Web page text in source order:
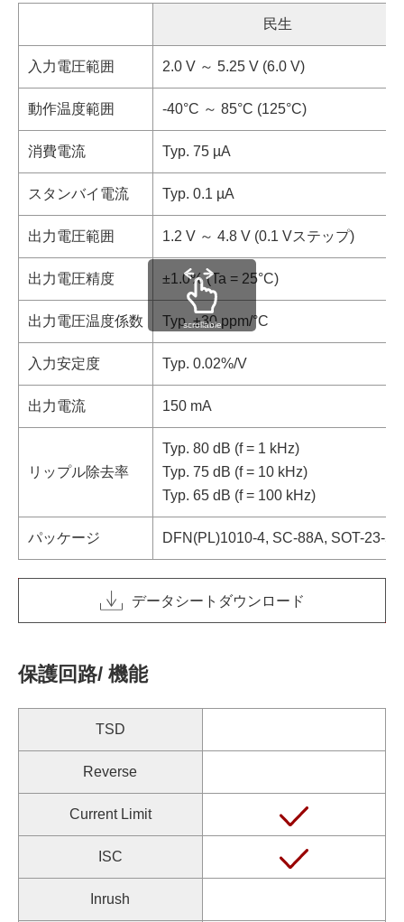
民生
入力電圧範囲 2.0 V ～ 5.25 V (6.0 V)
動作温度範囲 -40°C ～ 85°C (125°C)
消費電流 Typ. 75 µA
スタンバイ電流 Typ. 0.1 µA
出力電圧範囲 1.2 V ～ 4.8 V (0.1 Vステップ)
出力電圧精度 ±1.0% (Ta = 25°C)
出力電圧温度係数 Typ. ±30 ppm/°C
入力安定度 Typ. 0.02%/V
出力電流 150 mA
リップル除去率
Typ. 80 dB (f = 1 kHz)
Typ. 75 dB (f = 10 kHz)
Typ. 65 dB (f = 100 kHz)
パッケージ DFN(PL)1010-4, SC-88A, SOT-23-5
scrollable
データシートダウンロード
保護回路/ 機能
TSD
Reverse
Current Limit
ISC
Inrush